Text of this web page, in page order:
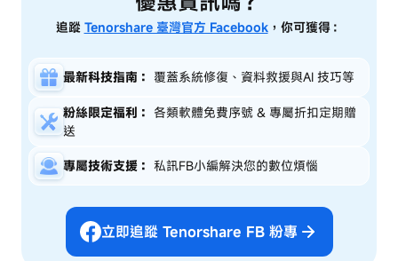
追蹤 Tenorshare 臺灣官方 Facebook，你可獲得：
最新科技指南： 覆蓋系統修復、資料救援與AI 技巧等
粉絲限定福利： 各類軟體免費序號 & 專屬折扣定期贈
送
專屬技術支援： 私訊FB小編解決您的數位煩惱
立即追蹤 Tenorshare FB 粉專